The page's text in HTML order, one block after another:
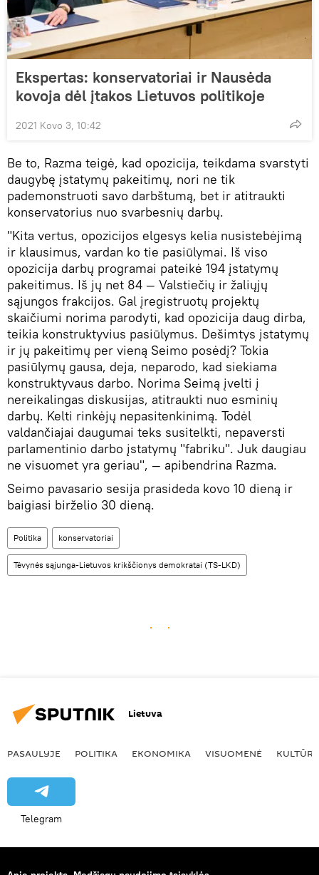
Ekspertas: konservatoriai ir Nausėda
kovoja dėl įtakos Lietuvos politikoje
2021 Kovo 3, 10:42
Be to, Razma teigė, kad opozicija, teikdama svarstyti
daugybę įstatymų pakeitimų, nori ne tik
pademonstruoti savo darbštumą, bet ir atitraukti
konservatorius nuo svarbesnių darbų.
"Kita vertus, opozicijos elgesys kelia nusistebėjimą
ir klausimus, vardan ko tie pasiūlymai. Iš viso
opozicija darbų programai pateikė 194 įstatymų
pakeitimus. Iš jų net 84 — Valstiečių ir žaliųjų
sąjungos frakcijos. Gal įregistruotų projektų
skaičiumi norima parodyti, kad opozicija daug dirba,
teikia konstruktyvius pasiūlymus. Dešimtys įstatymų
ir jų pakeitimų per vieną Seimo posėdį? Tokia
pasiūlymų gausa, deja, neparodo, kad siekiama
konstruktyvaus darbo. Norima Seimą įvelti į
nereikalingas diskusijas, atitraukti nuo esminių
darbų. Kelti rinkėjų nepasitenkinimą. Todėl
valdančiajai daugumai teks susitelkti, nepaversti
parlamentinio darbo įstatymų "fabriku". Juk daugiau
ne visuomet yra geriau", — apibendrina Razma.
Seimo pavasario sesija prasideda kovo 10 dieną ir
baigiasi birželio 30 dieną.
Politika konservatoriai
Tėvynės sąjunga-Lietuvos krikščionys demokratai (TS-LKD)
Lietuva
PASAULYJE POLITIKA EKONOMIKA VISUOMENĖ KULTŪRA
Telegram